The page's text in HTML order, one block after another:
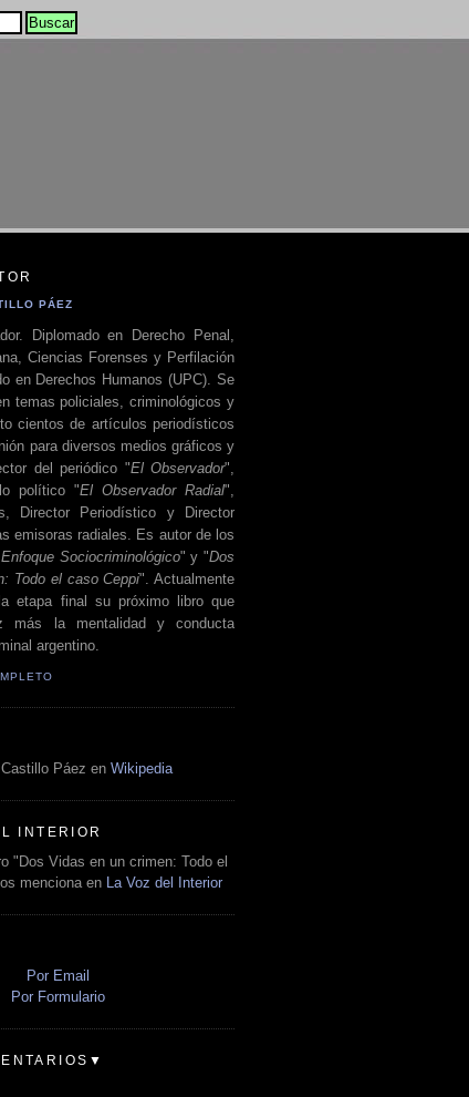
PÁEZ
Diplomado en Derecho Penal,
Ciencias Forenses y Perfilación
en Derechos Humanos (UPC). Se
temas policiales, criminológicos y
cientos de artículos periodísticos
para diversos medios gráficos y
del periódico "El Observador",
político "El Observador Radial",
Director Periodístico y Director
emisoras radiales. Es autor de los
Sociocriminológico" y "Dos
Todo el caso Ceppi". Actualmente
etapa final su próximo libro que
más la mentalidad y conducta
argentino.
Páez en Wikipedia
INTERIOR
"Dos Vidas en un crimen: Todo el
menciona en
La Voz del Interior
Por Email
Por Formulario